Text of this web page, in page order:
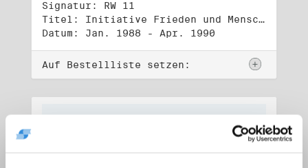
Signatur: RW 11
Titel: Initiative Frieden und Menschenrechte (1)
Datum: Jan. 1988 - Apr. 1990
Auf Bestellliste setzen: